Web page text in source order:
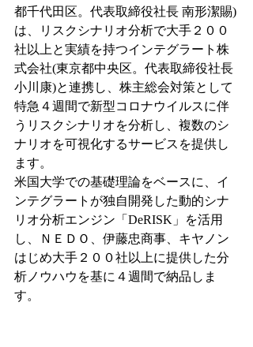
都千代田区。代表取締役社長 南形潔賜)
は、リスクシナリオ分析で大手２００
社以上と実績を持つインテグラート株
式会社(東京都中央区。代表取締役社長
小川康)と連携し、株主総会対策として
特急４週間で新型コロナウイルスに伴
うリスクシナリオを分析し、複数のシ
ナリオを可視化するサービスを提供し
ます。
米国大学での基礎理論をベースに、イ
ンテグラートが独自開発した動的シナ
リオ分析エンジン「DeRISK」を活用
し、ＮＥＤＯ、伊藤忠商事、キヤノン
はじめ大手２００社以上に提供した分
析ノウハウを基に４週間で納品しま
す。